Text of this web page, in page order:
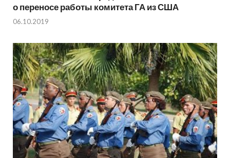
о переносе работы комитета ГА из США
06.10.2019